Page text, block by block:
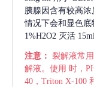
胰腺因含有较高
情况下会和显色
1%H2O2 灭活
注意： 裂解液常用
解液。使用 时，
40，Triton X-100